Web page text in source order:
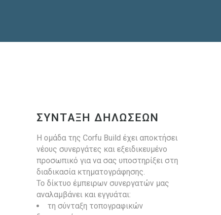
ΣΥΝΤΑΞΗ ΔΗΛΩΣΕΩΝ
H ομάδα της Corfu Build έχει αποκτήσει
νέους συνεργάτες και εξειδικευμένο
προσωπικό για να σας υποστηρίξει στη
διαδικασία κτηματογράφησης.
Το δίκτυο έμπειρων συνεργατών μας
αναλαμβάνει και εγγυάται:
τη σύνταξη τοπογραφικών